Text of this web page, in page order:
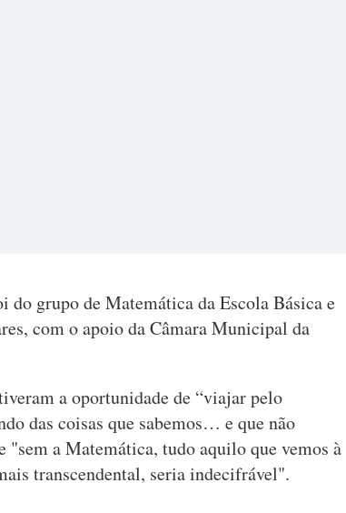
grupo de Matemática da Escola Básica e
com o apoio da Câmara Municipal da
a oportunidade de “viajar pelo
das coisas que sabemos… e que não
"sem a Matemática, tudo aquilo que vemos à
transcendental, seria indecifrável".